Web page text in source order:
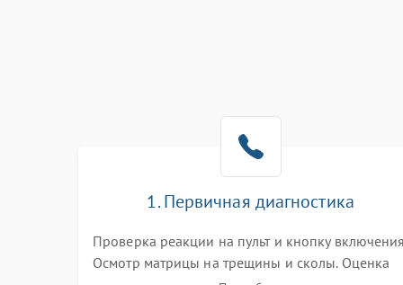
Программное обеспечение
Корпус и механика
1. Первичная диагностика
Проверка реакции на пульт и кнопку
Осмотр матрицы на трещины и сколы. Оценка